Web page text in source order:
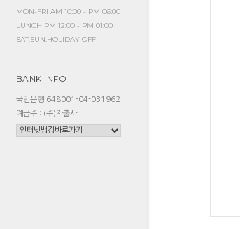
MON-FRI AM 10:00 - PM 06:00
LUNCH PM 12:00 - PM 01:00
SAT.SUN.HOLIDAY OFF
BANK INFO
국민은행 648001-04-031962
예금주 : (주)자출사